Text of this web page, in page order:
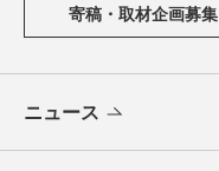
寄稿・取材企画募集
ニュース